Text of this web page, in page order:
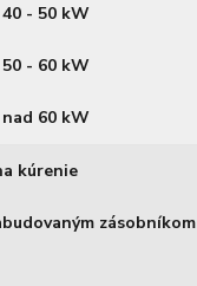
- 50 kW
- 60 kW
60 kW
kúrenie
zásobníkom